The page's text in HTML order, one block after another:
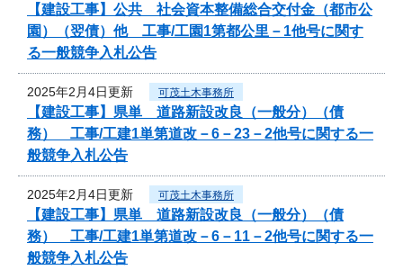
【建設工事】公共 社会資本整備総合交付金（都市公
園）（翌債）他 工事/工園1第都公里－1他号に関す
る一般競争入札公告
2025年2月4日更新 可茂土木事務所
【建設工事】県単 道路新設改良（一般分）（債
務） 工事/工建1単第道改－6－23－2他号に関する一
般競争入札公告
2025年2月4日更新 可茂土木事務所
【建設工事】県単 道路新設改良（一般分）（債
務） 工事/工建1単第道改－6－11－2他号に関する一
般競争入札公告